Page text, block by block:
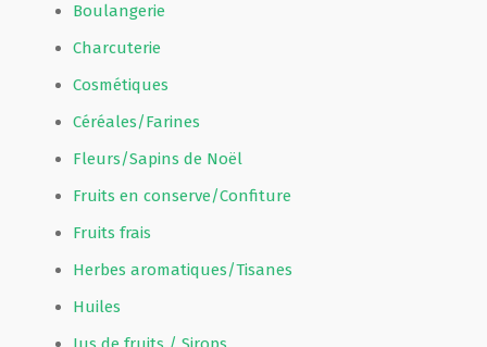
Boulangerie
Charcuterie
Cosmétiques
Céréales/Farines
Fleurs/Sapins de Noël
Fruits en conserve/Confiture
Fruits frais
Herbes aromatiques/Tisanes
Huiles